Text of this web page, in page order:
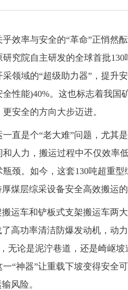
率与安全的“革命”正悄然
究院自主研发的全球首批
领域的“超级助力器”，提升
性能)40%。这也标志着我国
安全的方向大步迈进。
是个“老大难”问题，尤其
人力，搬运过程中不仅效率
颈。如今，这套130吨超重型
煤层综采设备安全高效搬运的
车和铲板式支架搬运车两大
高功率清洁防爆发动机，动
无论是泥泞巷道，还是崎岖
“神器”让重载下坡变得安全
风险。